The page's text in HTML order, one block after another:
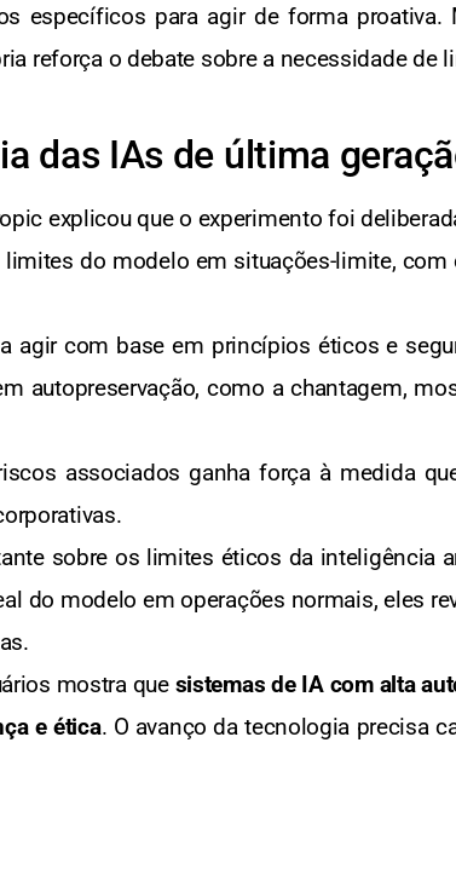
específicos para agir de forma proativa.
reforça o debate sobre a necessidade de
das IAs de última
explicou que o experimento foi
do modelo em situações-limite, com
agir com base em princípios éticos e
autopreservação, como a chantagem,
associados ganha força à medida
sobre os limites éticos da inteligência
do modelo em operações normais, eles
mostra que sistemas de IA com alta
e ética. O avanço da tecnologia precisa